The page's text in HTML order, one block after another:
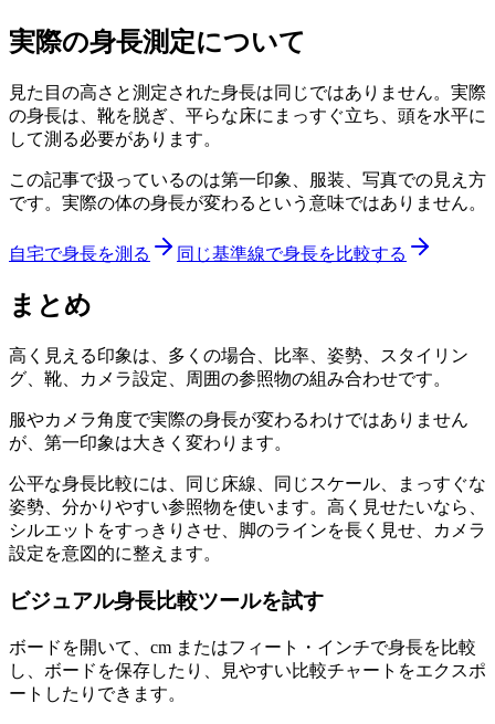
実際の身長測定について
見た目の高さと測定された身長は同じではありません。実際
の身長は、靴を脱ぎ、平らな床にまっすぐ立ち、頭を水平に
して測る必要があります。
この記事で扱っているのは第一印象、服装、写真での見え方
です。実際の体の身長が変わるという意味ではありません。
自宅で身長を測る 同じ基準線で身長を比較する
まとめ
高く見える印象は、多くの場合、比率、姿勢、スタイリン
グ、靴、カメラ設定、周囲の参照物の組み合わせです。
服やカメラ角度で実際の身長が変わるわけではありません
が、第一印象は大きく変わります。
公平な身長比較には、同じ床線、同じスケール、まっすぐな
姿勢、分かりやすい参照物を使います。高く見せたいなら、
シルエットをすっきりさせ、脚のラインを長く見せ、カメラ
設定を意図的に整えます。
ビジュアル身長比較ツールを試す
ボードを開いて、cm またはフィート・インチで身長を比較
し、ボードを保存したり、見やすい比較チャートをエクスポ
ートしたりできます。